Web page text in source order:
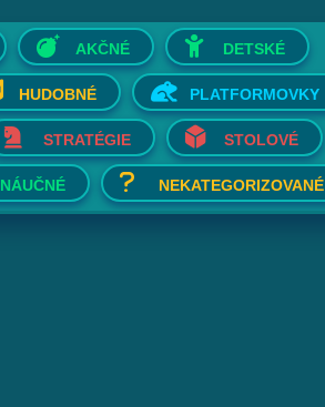
AKČNÉ DETSKÉ
HUDOBNÉ PLATFORMOVKY
STRATÉGIE STOLOVÉ
NÁUČNÉ NEKATEGORIZOVANÉ